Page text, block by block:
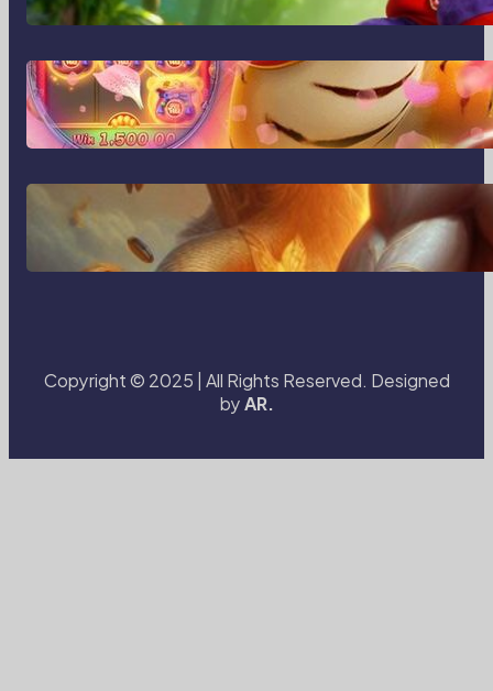
dan Perspektif Baru di Era Digital
MajalahPotretIndonesia dan Cara
Baru Merekam Cerita dari Sudut
Kehidupan Sehari-hari
Transformasi Media Visual di Era
Digital: Bagaimana Fotografi dan
Cerita Visual Membentuk Cara Kita
Copyright © 2025 | All Rights Reserved. Designed
byAR.